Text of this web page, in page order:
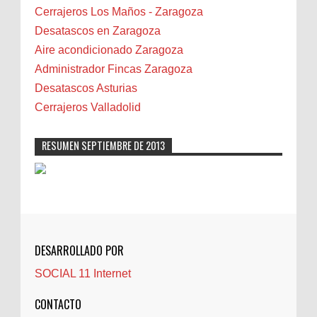
Bilbao
Biota
Camareta
Cáncer
Carmela Sauras
Carnavales
Castellón
Cerrajeros
Cocinas
Comentarios de la afición
Controller Zaragoza
Cerrajeros Los Maños - Zaragoza
Desatascos en Zaragoza
Aire acondicionado Zaragoza
Administrador Fincas Zaragoza
Desatascos Asturias
Cerrajeros Valladolid
RESUMEN SEPTIEMBRE DE 2013
DESARROLLADO POR
SOCIAL 11 Internet
CONTACTO